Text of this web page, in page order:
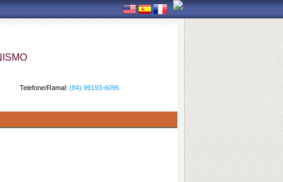
Telefone/Ramal: (84) 99193-6096